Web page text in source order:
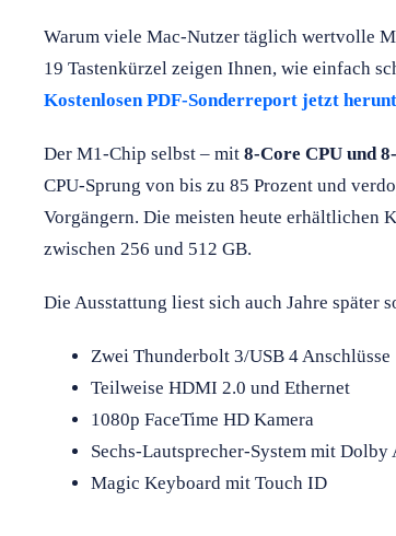
Warum viele Mac-Nutzer täglich wertvolle
19 Tastenkürzel zeigen Ihnen, wie einfach
Kostenlosen PDF-Sonderreport jetzt
Der M1-Chip selbst – mit 8-Core CPU und
CPU-Sprung von bis zu 85 Prozent und
Vorgängern. Die meisten heute erhältlichen
zwischen 256 und 512 GB.
Die Ausstattung liest sich auch Jahre später
Zwei Thunderbolt 3/USB 4 Anschlüsse
Teilweise HDMI 2.0 und Ethernet
1080p FaceTime HD Kamera
Sechs-Lautsprecher-System mit Dolby
Magic Keyboard mit Touch ID